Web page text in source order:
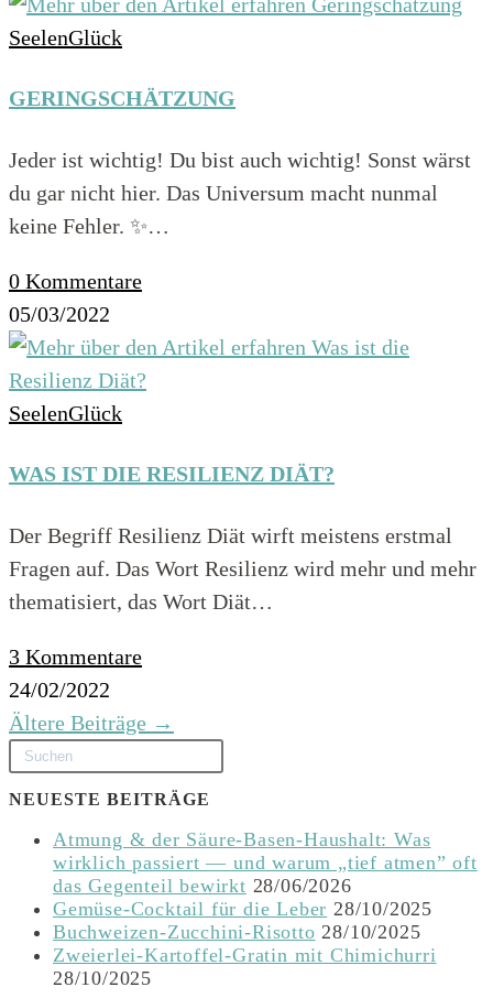
SeelenGlück
GERINGSCHÄTZUNG
Jeder ist wichtig! Du bist auch wichtig! Sonst wärst
du gar nicht hier. Das Universum macht nunmal
keine Fehler. ✨…
0 Kommentare
05/03/2022
SeelenGlück
WAS IST DIE RESILIENZ DIÄT?
Der Begriff Resilienz Diät wirft meistens erstmal
Fragen auf. Das Wort Resilienz wird mehr und mehr
thematisiert, das Wort Diät…
3 Kommentare
24/02/2022
Ältere Beiträge →
NEUESTE BEITRÄGE
Atmung & der Säure-Basen-Haushalt: Was
wirklich passiert — und warum „tief atmen” oft
das Gegenteil bewirkt 28/06/2026
Gemüse-Cocktail für die Leber 28/10/2025
Buchweizen-Zucchini-Risotto 28/10/2025
Zweierlei-Kartoffel-Gratin mit Chimichurri
28/10/2025